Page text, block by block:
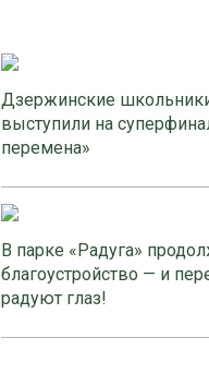
Дзержинские
выступили на
перемена»
В парке «Радуга»
благоустройство — и
радуют глаз!